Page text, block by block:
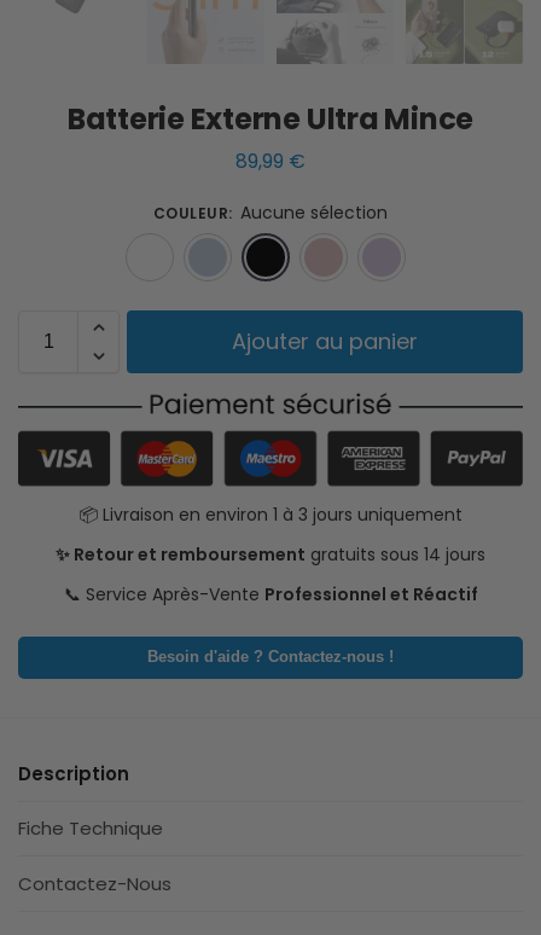
Batterie Externe Ultra Mince
89,99 €
COULEUR: Aucune sélection
Blanc Bleu
Ajouter au panier
📦 Livraison en environ 1 à 3 jours uniquement
✨ Retour et remboursement gratuits sous 14 jours
📞 Service Après-Vente Professionnel et Réactif
Besoin d'aide ? Contactez-nous !
Description
Fiche Technique
Contactez-Nous